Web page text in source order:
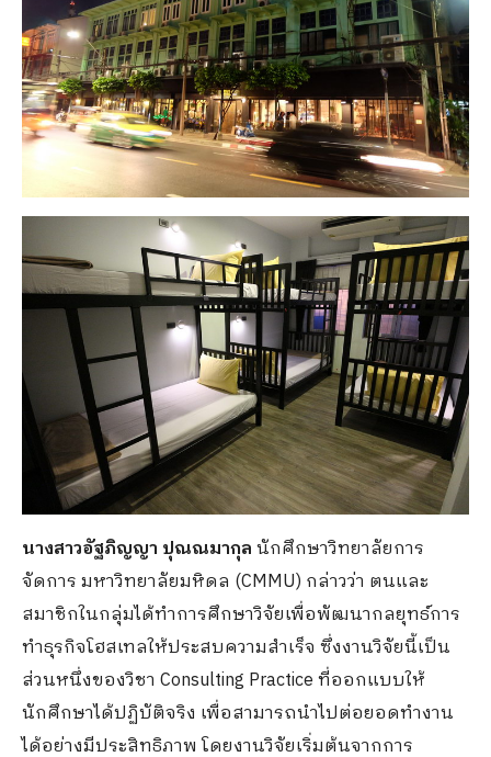
นางสาวอัฐภิญญา ปุณณมากุลนักศึกษาวิทยาลัยการ
จัดการ มหาวิทยาลัยมหิดล (CMMU) กล่าวว่า ตนและ
สมาชิกในกลุ่มได้ทำการศึกษาวิจัยเพื่อพัฒนากลยุทธ์การ
ทำธุรกิจโฮสเทลให้ประสบความสำเร็จ ซึ่งงานวิจัยนี้เป็น
ส่วนหนึ่งของวิชา Consulting Practice ที่ออกแบบให้
นักศึกษาได้ปฏิบัติจริง เพื่อสามารถนำไปต่อยอดทำงาน
ได้อย่างมีประสิทธิภาพ โดยงานวิจัยเริ่มต้นจากการ